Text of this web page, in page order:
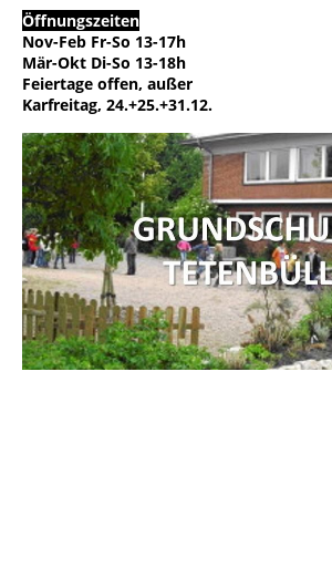
Öffnungszeiten
Nov-Feb Fr-So 13-17h
Mär-Okt Di-So 13-18h
Feiertage offen, außer
Karfreitag, 24.+25.+31.12.